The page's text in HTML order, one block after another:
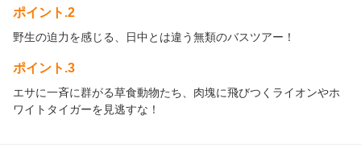
ポイント.2
野生の迫力を感じる、日中とは違う無類のバスツアー！
ポイント.3
エサに一斉に群がる草食動物たち、肉塊に飛びつくライオンやホ
ワイトタイガーを見逃すな！